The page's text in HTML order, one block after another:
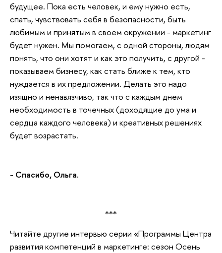
будущее. Пока есть человек, и ему нужно есть,
спать, чувствовать себя в безопасности, быть
любимым и принятым в своем окружении - маркетинг
будет нужен. Мы помогаем, с одной стороны, людям
понять, что они хотят и как это получить, с другой -
показываем бизнесу, как стать ближе к тем, кто
нуждается в их предложении. Делать это надо
изящно и ненавязчиво, так что с каждым днем
необходимость в точечных (доходящие до ума и
сердца каждого человека) и креативных решениях
будет возрастать.
- Спасибо, Ольга.
***
Читайте другие интервью серии «Программы Центра
развития компетенций в маркетинге: сезон Осень